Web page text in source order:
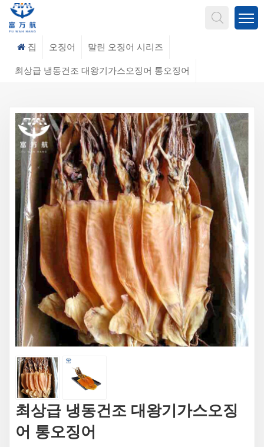
집 오징어 말린 오징어 시리즈
최상급 냉동건조 대왕기가스오징어 통오징어
최상급 냉동건조 대왕기가스오징
어 통오징어